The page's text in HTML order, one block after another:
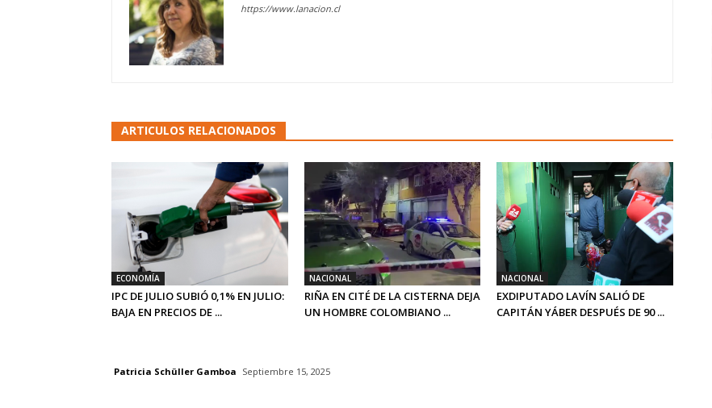
https://www.lanacion.cl
ARTICULOS RELACIONADOS
ECONOMÍA
IPC DE JULIO SUBIÓ 0,1% EN JULIO:
BAJA EN PRECIOS DE ...
NACIONAL
RIÑA EN CITÉ DE LA CISTERNA DEJA
UN HOMBRE COLOMBIANO ...
NACIONAL
EXDIPUTADO LAVÍN SALIÓ DE
CAPITÁN YÁBER DESPUÉS DE 90 ...
Patricia Schüller Gamboa Septiembre 15, 2025